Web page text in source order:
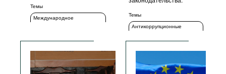
Темы
Международное
Темы
Антикоррупционные